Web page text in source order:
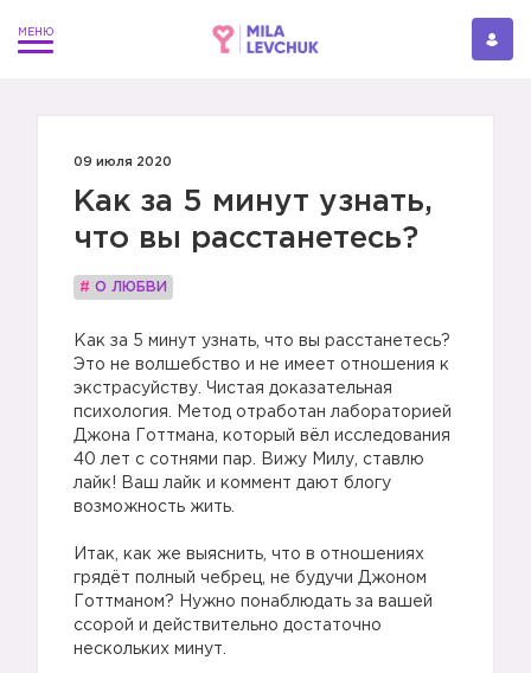
09 июля 2020
Как за 5 минут узнать,
что вы расстанетесь?
# О ЛЮБВИ
Как за 5 минут узнать, что вы расстанетесь?
Это не волшебство и не имеет отношения к
экстрасуйству. Чистая доказательная
психология. Метод отработан лабораторией
Джона Готтмана, который вёл исследования
40 лет с сотнями пар. Вижу Милу, ставлю
лайк! Ваш лайк и коммент дают блогу
возможность жить.
Итак, как же выяснить, что в отношениях
грядёт полный чебрец, не будучи Джоном
Готтманом? Нужно понаблюдать за вашей
ссорой и действительно достаточно
нескольких минут.